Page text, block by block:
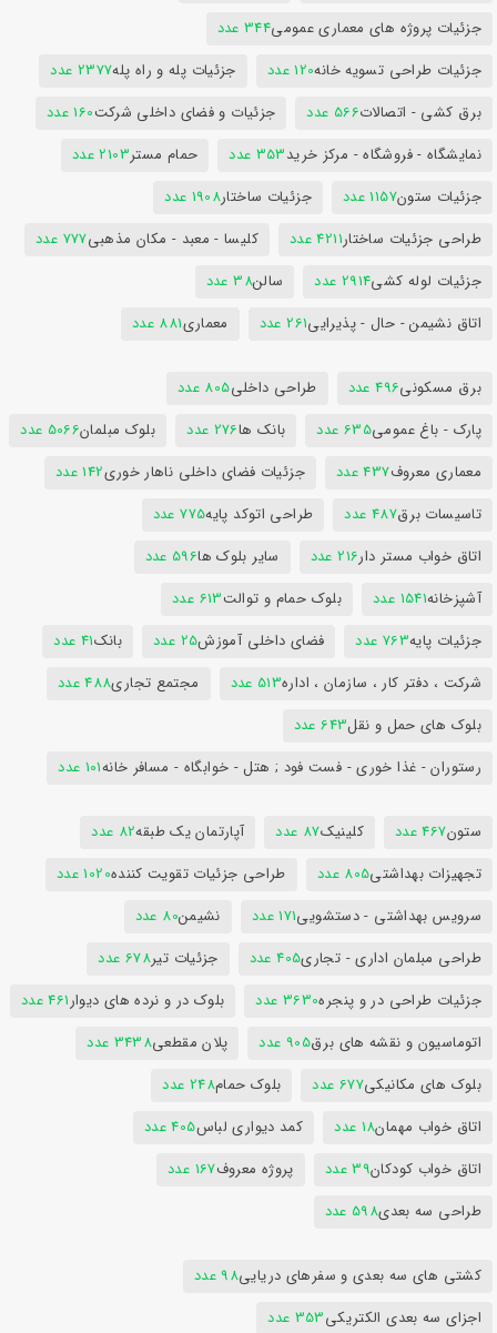
جزئیات پروژه های معماری عمومی344 عدد
جزئیات طراحی تسویه خانه120 عدد جزئیات پله و راه پله2377 عدد
برق کشی - اتصالات566 عدد جزئیات و فضای داخلی شرکت160 عدد
نمایشگاه - فروشگاه - مرکز خرید353 عدد حمام مستر2103 عدد
جزئیات ستون1157 عدد جزئیات ساختار1908 عدد
طراحی جزئیات ساختار4211 عدد کلیسا - معبد - مکان مذهبی777 عدد
جزئیات لوله کشی2914 عدد سالن38 عدد
اتاق نشیمن - حال - پذیرایی261 عدد معماری881 عدد
برق مسکونی496 عدد طراحی داخلی805 عدد
پارک - باغ عمومی635 عدد بانک ها276 عدد بلوک مبلمان5066 عدد
معماری معروف437 عدد جزئیات فضای داخلی ناهار خوری142 عدد
تاسیسات برق487 عدد طراحی اتوکد پایه775 عدد
اتاق خواب مستر دار216 عدد سایر بلوک ها596 عدد
آشپزخانه1541 عدد بلوک حمام و توالت613 عدد
جزئیات پایه763 عدد فضای داخلی آموزش25 عدد بانک41 عدد
شرکت ، دفتر کار ، سازمان ، اداره513 عدد مجتمع تجاری488 عدد
بلوک های حمل و نقل643 عدد
رستوران - غذا خوری - فست فود ; هتل - خوابگاه - مسافر خانه101 عدد
ستون467 عدد کلینیک87 عدد آپارتمان یک طبقه82 عدد
تجهیزات بهداشتی805 عدد طراحی جزئیات تقویت کننده1020 عدد
سرویس بهداشتی - دستشویی171 عدد نشیمن80 عدد
طراحی مبلمان اداری - تجاری405 عدد جزئیات تیر678 عدد
جزئیات طراحی در و پنجره3630 عدد بلوک در و نرده های دیوار461 عدد
اتوماسیون و نقشه های برق905 عدد پلان مقطعی3438 عدد
بلوک های مکانیکی677 عدد بلوک حمام248 عدد
اتاق خواب مهمان18 عدد کمد دیواری لباس405 عدد
اتاق خواب کودکان39 عدد پروژه معروف167 عدد
طراحی سه بعدی598 عدد
کشتی های سه بعدی و سفرهای دریایی98 عدد
اجزای سه بعدی الکتریکی353 عدد